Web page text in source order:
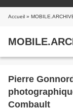
Accueil »
Pierre
Combault